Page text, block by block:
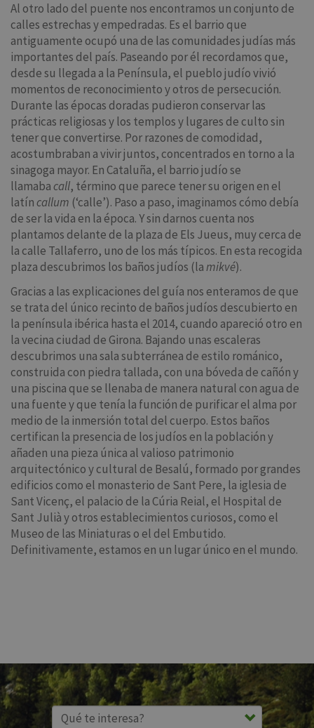
Al otro lado del puente nos encontramos un conjunto de
calles estrechas y empedradas. Es el barrio que
antiguamente ocupó una de las comunidades judías más
importantes del país. Paseando por él recordamos que,
desde su llegada a la Península, el pueblo judío vivió
momentos de reconocimiento y otros de persecución.
Durante las épocas doradas pudieron conservar las
prácticas religiosas y los templos y lugares de culto sin
tener que convertirse. Por razones de comodidad,
acostumbraban a vivir juntos, concentrados en torno a la
sinagoga mayor. En Cataluña, el barrio judío se
llamabacall, término que parece tener su origen en el
latíncallum (‘calle’). Paso a paso, imaginamos cómo debía
de ser la vida en la época. Y sin darnos cuenta nos
plantamos delante de la plaza de Els Jueus, muy cerca de
la calle Tallaferro, uno de los más típicos. En esta recogida
plaza descubrimos los baños judíos (lamikvé).
Gracias a las explicaciones del guía nos enteramos de que
se trata del único recinto de baños judíos descubierto en
la península ibérica hasta el 2014, cuando apareció otro en
la vecina ciudad de Girona. Bajando unas escaleras
descubrimos una sala subterránea de estilo románico,
construida con piedra tallada, con una bóveda de cañón y
una piscina que se llenaba de manera natural con agua de
una fuente y que tenía la función de purificar el alma por
medio de la inmersión total del cuerpo. Estos baños
certifican la presencia de los judíos en la población y
añaden una pieza única al valioso patrimonio
arquitectónico y cultural de Besalú, formado por grandes
edificios como el monasterio de Sant Pere, la iglesia de
Sant Vicenç, el palacio de la Cúria Reial, el Hospital de
Sant Julià y otros establecimientos curiosos, como el
Museo de las Miniaturas o el del Embutido.
Definitivamente, estamos en un lugar único en el mundo.